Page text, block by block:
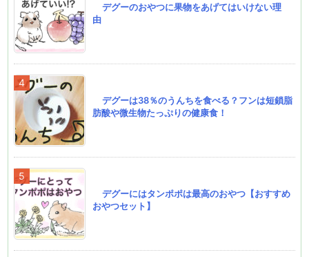
デグーのおやつに果物をあげてはいけない理
由
デグーは38％のうんちを食べる？フンは短鎖脂
肪酸や微生物たっぷりの健康食！
デグーにはタンポポは最高のおやつ【おすすめ
おやつセット】